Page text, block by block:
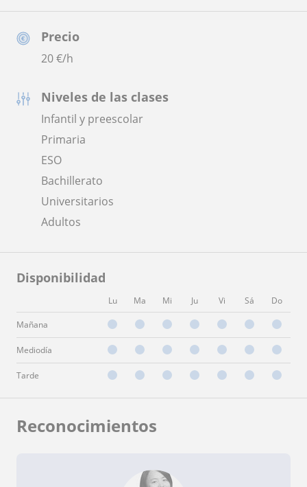
Precio
20€/h
Niveles de las clases
Infantil y preescolar
Primaria
ESO
Bachillerato
Universitarios
Adultos
Disponibilidad
Lu Ma Mi Ju Vi Sá Do
Mañana
Mediodía
Tarde
Reconocimientos